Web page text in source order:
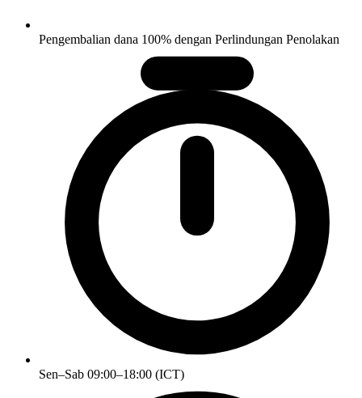
Pengembalian dana 100% dengan Perlindungan Penolakan
Sen–Sab 09:00–18:00 (ICT)